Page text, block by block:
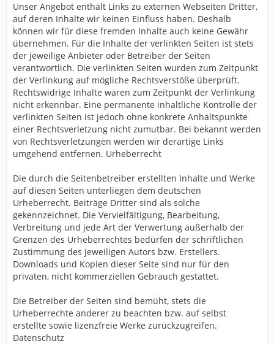
Unser Angebot enthält Links zu externen Webseiten Dritter,
auf deren Inhalte wir keinen Einfluss haben. Deshalb
können wir für diese fremden Inhalte auch keine Gewähr
übernehmen. Für die Inhalte der verlinkten Seiten ist stets
der jeweilige Anbieter oder Betreiber der Seiten
verantwortlich. Die verlinkten Seiten wurden zum Zeitpunkt
der Verlinkung auf mögliche Rechtsverstöße überprüft.
Rechtswidrige Inhalte waren zum Zeitpunkt der Verlinkung
nicht erkennbar. Eine permanente inhaltliche Kontrolle der
verlinkten Seiten ist jedoch ohne konkrete Anhaltspunkte
einer Rechtsverletzung nicht zumutbar. Bei bekannt werden
von Rechtsverletzungen werden wir derartige Links
umgehend entfernen. Urheberrecht
Die durch die Seitenbetreiber erstellten Inhalte und Werke
auf diesen Seiten unterliegen dem deutschen
Urheberrecht. Beiträge Dritter sind als solche
gekennzeichnet. Die Vervielfältigung, Bearbeitung,
Verbreitung und jede Art der Verwertung außerhalb der
Grenzen des Urheberrechtes bedürfen der schriftlichen
Zustimmung des jeweiligen Autors bzw. Erstellers.
Downloads und Kopien dieser Seite sind nur für den
privaten, nicht kommerziellen Gebrauch gestattet.
Die Betreiber der Seiten sind bemüht, stets die
Urheberrechte anderer zu beachten bzw. auf selbst
erstellte sowie lizenzfreie Werke zurückzugreifen.
Datenschutz